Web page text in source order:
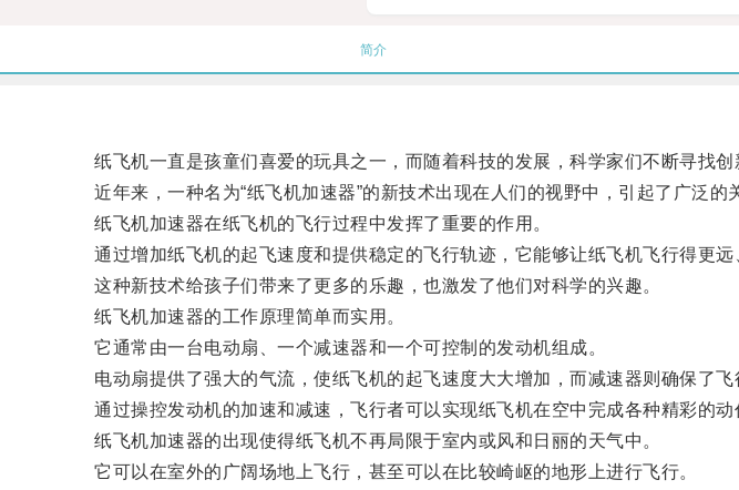
简介
纸飞机一直是孩童们喜爱的玩具之一，而随着科技的发展，科学家们不断寻找创
近年来，一种名为“纸飞机加速器”的新技术出现在人们的视野中，引起了广泛的
纸飞机加速器在纸飞机的飞行过程中发挥了重要的作用。
通过增加纸飞机的起飞速度和提供稳定的飞行轨迹，它能够让纸飞机飞行得更远
这种新技术给孩子们带来了更多的乐趣，也激发了他们对科学的兴趣。
纸飞机加速器的工作原理简单而实用。
它通常由一台电动扇、一个减速器和一个可控制的发动机组成。
电动扇提供了强大的气流，使纸飞机的起飞速度大大增加，而减速器则确保了飞
通过操控发动机的加速和减速，飞行者可以实现纸飞机在空中完成各种精彩的动
纸飞机加速器的出现使得纸飞机不再局限于室内或风和日丽的天气中。
它可以在室外的广阔场地上飞行，甚至可以在比较崎岖的地形上进行飞行。